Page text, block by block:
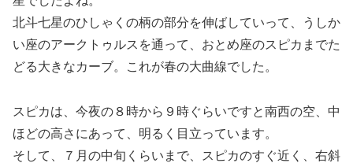
北斗七星のひしゃくの柄の部分を伸ばしていって、うしか
い座のアークトゥルスを通って、おとめ座のスピカまでた
どる大きなカーブ。これが春の大曲線でした。
スピカは、今夜の８時から９時ぐらいですと南西の空、中
ほどの高さにあって、明るく目立っています。
そして、７月の中旬くらいまで、スピカのすぐ近く、右斜